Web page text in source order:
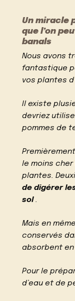
Un miracle
que l’on
banals
Nous avons
fantastique
vos plantes
Il existe
devriez
pommes de
le moins
plantes.
de digérer
sol.
Mais en
conservés
absorbent
Pour le
d’eau et de